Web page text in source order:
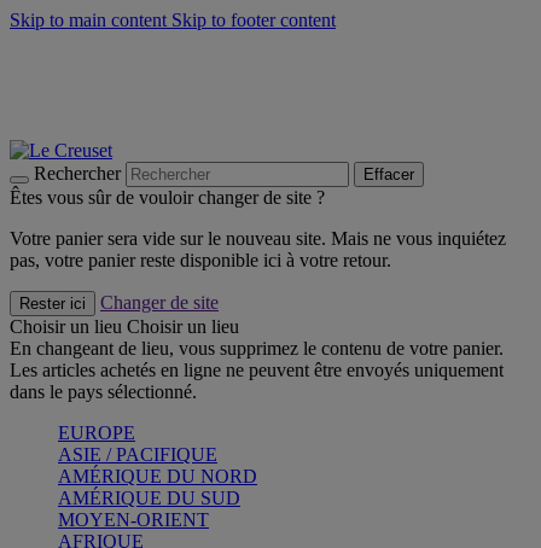
Skip to main content Skip to footer content
Rechercher Effacer
Êtes vous sûr de vouloir changer de site ?
Votre panier sera vide sur le nouveau site. Mais ne vous inquiétez
pas, votre panier reste disponible ici à votre retour.
Rester ici
Changer de site
Choisir un lieu Choisir un lieu
En changeant de lieu, vous supprimez le contenu de votre panier.
Les articles achetés en ligne ne peuvent être envoyés uniquement
dans le pays sélectionné.
EUROPE
ASIE / PACIFIQUE
AMÉRIQUE DU NORD
AMÉRIQUE DU SUD
MOYEN-ORIENT
AFRIQUE